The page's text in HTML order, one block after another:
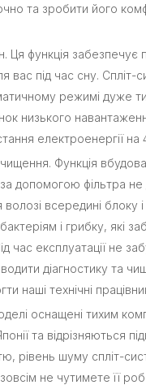
та зробити його
Ця функція забезпечує
вас під час сну. Спліт-
режимі дуже
низького
електроенергії на
Функція
допомогою фільтра не
волозі всередині блоку
і грибку, які
час експлуатації не
діагностику та
наші технічні
оснащені тихим
та відрізняються
рівень шуму спліт-
не чутимете її